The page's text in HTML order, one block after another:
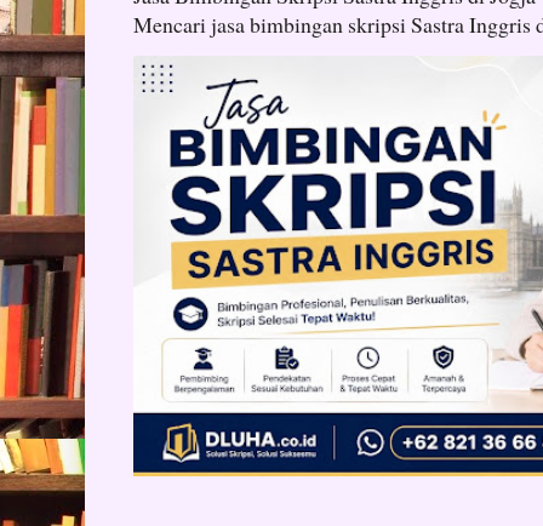
Mencari jasa bimbingan skripsi Sastra Inggris